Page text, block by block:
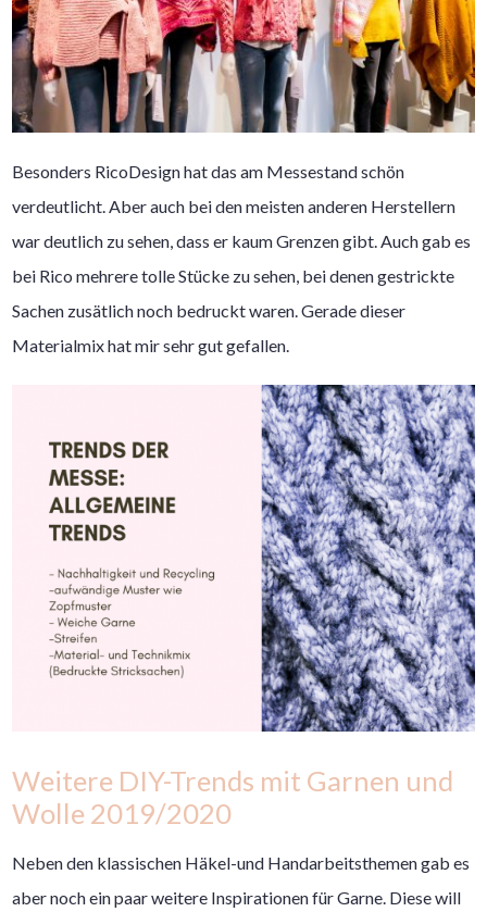
Besonders RicoDesign hat das am Messestand schön
verdeutlicht. Aber auch bei den meisten anderen Herstellern
war deutlich zu sehen, dass er kaum Grenzen gibt. Auch gab es
bei Rico mehrere tolle Stücke zu sehen, bei denen gestrickte
Sachen zusätlich noch bedruckt waren. Gerade dieser
Materialmix hat mir sehr gut gefallen.
Weitere DIY-Trends mit Garnen und
Wolle 2019/2020
Neben den klassischen Häkel-und Handarbeitsthemen gab es
aber noch ein paar weitere Inspirationen für Garne. Diese will